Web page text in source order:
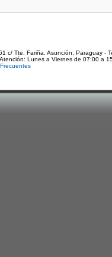
c/ Tte. Fariña. Asunción, Paraguay -
Lunes a Viernes de 07:00 a